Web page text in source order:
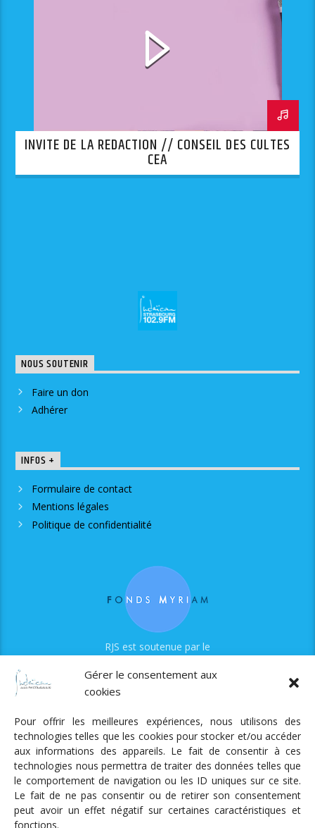
Gérer le consentement aux
cookies
Pour offrir les meilleures expériences, nous utilisons des
technologies telles que les cookies pour stocker et/ou accéder
aux informations des appareils. Le fait de consentir à ces
technologies nous permettra de traiter des données telles que
le comportement de navigation ou les ID uniques sur ce site.
Le fait de ne pas consentir ou de retirer son consentement
peut avoir un effet négatif sur certaines caractéristiques et
fonctions.
INVITE DE LA REDACTION // CONSEIL DES CULTES
CEA
NOUS SOUTENIR
Faire un don
Adhérer
INFOS +
Formulaire de contact
Mentions légales
Politique de confidentialité
RJS est soutenue par le
Radio Judaica Strasbourg
Tous droits réservés
RADIO JUDAÏCA
ÉMISSIONS ET GRILLE DES PROGRAMMES